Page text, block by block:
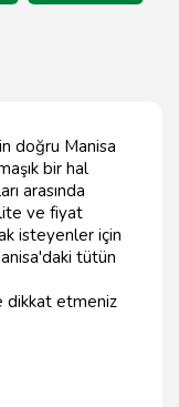
doğru Manisa
bir hal
arasında
ve fiyat
isteyenler için
tütün
dikkat etmeniz